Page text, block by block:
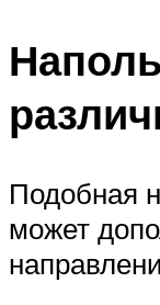
Подобная
может